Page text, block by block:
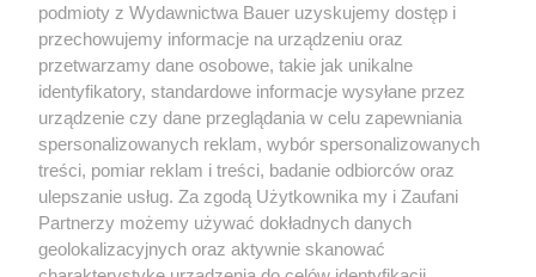
PORADY
Asystenci kierowcy – nowoczesne
systemy wspomagające jazdę
AKTUALNOŚCI
Ten system o 50%
ryzyko najechania
Wyniki badania
podmioty z Wydawnictwa Bauer uzyskujemy dostęp i
przechowujemy informacje na urządzeniu oraz
przetwarzamy dane osobowe, takie jak unikalne
identyfikatory, standardowe informacje wysyłane przez
urządzenie czy dane przeglądania w celu zapewniania
spersonalizowanych reklam, wybór spersonalizowanych
treści, pomiar reklam i treści, badanie odbiorców oraz
ulepszanie usług. Za zgodą Użytkownika my i Zaufani
Partnerzy możemy używać dokładnych danych
geolokalizacyjnych oraz aktywnie skanować